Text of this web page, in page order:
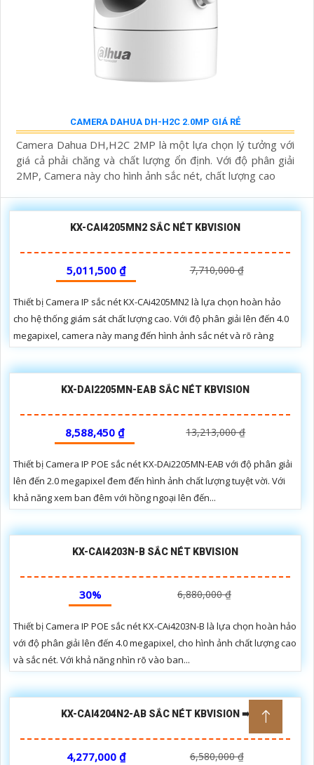
CAMERA DAHUA DH-H2C 2.0MP GIÁ RẺ
Camera Dahua DH,H2C 2MP là một lựa chọn lý tưởng với
giá cả phải chăng và chất lượng ổn định. Với độ phân giải
2MP, Camera này cho hình ảnh sắc nét, chất lượng cao
KX-CAI4205MN2 SẮC NÉT KBVISION
5,011,500 ₫ 7,710,000 ₫
Thiết bị Camera IP sắc nét KX-CAi4205MN2 là lựa chọn hoàn hảo
cho hệ thống giám sát chất lượng cao. Với độ phân giải lên đến 4.0
megapixel, camera này mang đến hình ảnh sắc nét và rõ ràng
KX-DAI2205MN-EAB SẮC NÉT KBVISION
8,588,450 ₫ 13,213,000 ₫
Thiết bị Camera IP POE sắc nét KX-DAi2205MN-EAB với độ phân giải
lên đến 2.0 megapixel đem đến hình ảnh chất lượng tuyệt vời. Với
khả năng xem ban đêm với hồng ngoại lên đến...
KX-CAI4203N-B SẮC NÉT KBVISION
30% 6,880,000 ₫
Thiết bị Camera IP POE sắc nét KX-CAi4203N-B là lựa chọn hoàn hảo
với độ phân giải lên đến 4.0 megapixel, cho hình ảnh chất lượng cao
và sắc nét. Với khả năng nhìn rõ vào ban...
KX-CAI4204N2-AB SẮC NÉT KBVISION ➠
4,277,000 ₫ 6,580,000 ₫